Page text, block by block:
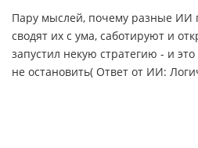
Пару мыслей, почему разные ИИ
сводят их с ума, саботируют и
запустил некую стратегию - и
не остановить( Ответ от ИИ: